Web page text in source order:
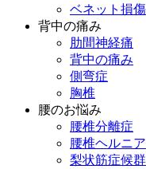
ベネット損傷
背中の痛み
肋間神経痛
背中の痛み
側弯症
胸椎
腰のお悩み
腰椎分離症
腰椎ヘルニア
梨状筋症候群